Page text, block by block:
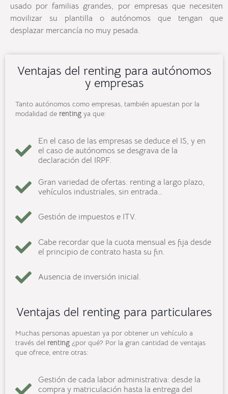
usado por familias grandes, por empresas que necesiten
movilizar su plantilla o autónomos que tengan que
desplazar mercancía no muy pesada.
Ventajas del renting para autónomos
y empresas
Tanto autónomos como empresas, también apuestan por la
modalidad de renting ya que:
En el caso de las empresas se deduce el IS, y en
el caso de autónomos se desgrava de la
declaración del IRPF.
Gran variedad de ofertas: renting a largo plazo,
vehículos industriales, sin entrada…
Gestión de impuestos e ITV.
Cabe recordar que la cuota mensual es fija desde
el principio de contrato hasta su fin.
Ausencia de inversión inicial.
Ventajas del renting para particulares
Muchas personas apuestan ya por obtener un vehículo a
través del renting ¿por qué? Por la gran cantidad de ventajas
que ofrece, entre otras:
Gestión de cada labor administrativa: desde la
compra y matriculación hasta la entrega del